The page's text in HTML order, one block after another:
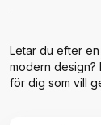
Letar du efter
modern design?
för dig som vill